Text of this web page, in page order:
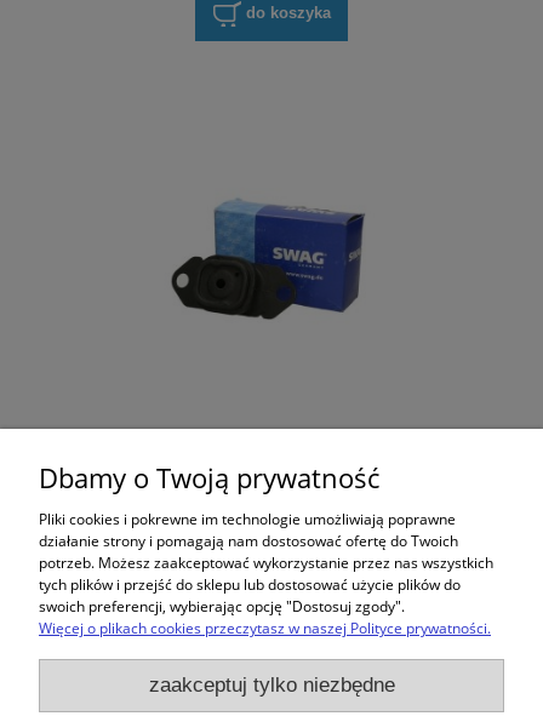
do koszyka
Modus Scenic Swag 60933206
89,99 zł
Zakupy
Pomoc
Dbamy o Twoją prywatność
Pliki cookies i pokrewne im technologie umożliwiają poprawne
działanie strony i pomagają nam dostosować ofertę do Twoich
potrzeb. Możesz zaakceptować wykorzystanie przez nas wszystkich
tych plików i przejść do sklepu lub dostosować użycie plików do
swoich preferencji, wybierając opcję "Dostosuj zgody".
Więcej o plikach cookies przeczytasz w naszej Polityce prywatności.
zaakceptuj tylko niezbędne